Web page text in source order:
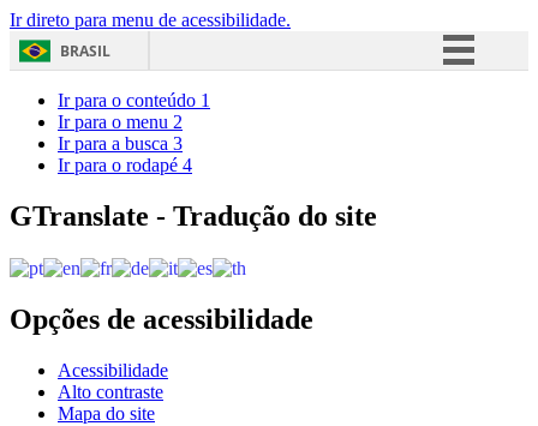
Ir direto para menu de acessibilidade.
BRASIL
Acesso à informação
Ir para o conteúdo 1
Ir para o menu 2
Ir para a busca 3
Ir para o rodapé 4
GTranslate - Tradução do site
Opções de acessibilidade
Acessibilidade
Alto contraste
Mapa do site